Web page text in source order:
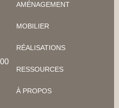
AMÉNAGEMENT
MOBILIER
RÉALISATIONS
RESSOURCES
À PROPOS